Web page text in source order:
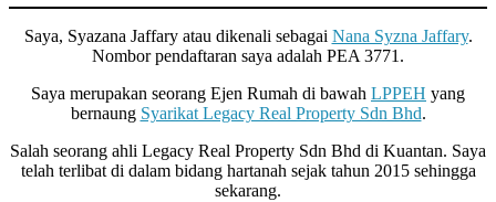
Saya, Syazana Jaffary atau dikenali sebagai Nana Syzna Jaffary.
Nombor pendaftaran saya adalah PEA 3771.
Saya merupakan seorang Ejen Rumah di bawah LPPEH yang
bernaung Syarikat Legacy Real Property Sdn Bhd.
Salah seorang ahli Legacy Real Property Sdn Bhd di Kuantan. Saya
telah terlibat di dalam bidang hartanah sejak tahun 2015 sehingga
sekarang.